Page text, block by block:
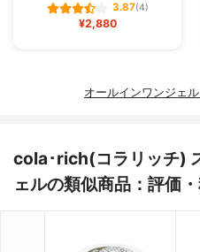
3.87(4)
¥2,880
オールインワンジェ
cola･rich(コラリッチ)
ェルの類似商品：評価